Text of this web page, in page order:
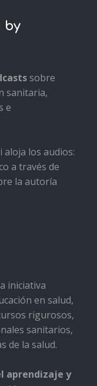
by
sobre
sanitaria,
e
aloja los audios:
a través de
la autoría
iniciativa
en salud,
rigurosos,
sanitarios,
de la salud.
aprendizaje y